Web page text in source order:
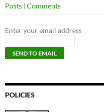
Posts | Comments
Enter your email address
POLICIES